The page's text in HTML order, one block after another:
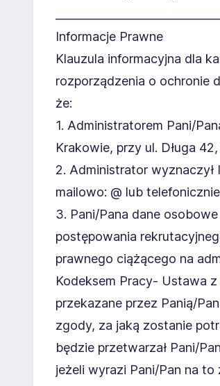
Informacje Prawne
Klauzula informacyjna dla
rozporządzenia o ochronie
że:
1. Administratorem Pani/
Krakowie, przy ul. Długa
2. Administrator
mailowo: @ lub
3. Pani/Pana dane
postępowania
prawnego ciążącego na
Kodeksem Pracy- Ustawa
przekazane przez Panią/
zgody, za jaką zostanie
będzie przetwarzał Pani/
jeżeli wyrazi Pani/Pan na